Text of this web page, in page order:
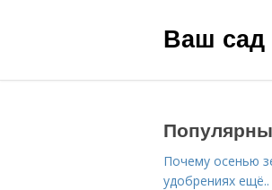
Ваш сад
Почему осенью
удобрениях